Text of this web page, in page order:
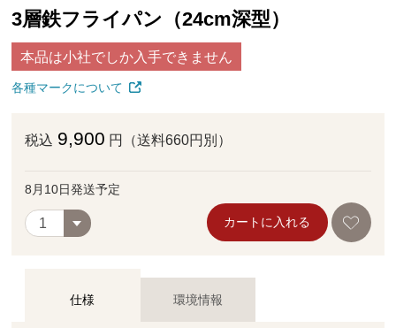
3層鉄フライパン（24cm深型）
本品は小社でしか入手できません
各種マークについて
税込 9,900 円（送料660円別）
8月10日発送予定
カートに入れる
仕様 環境情報